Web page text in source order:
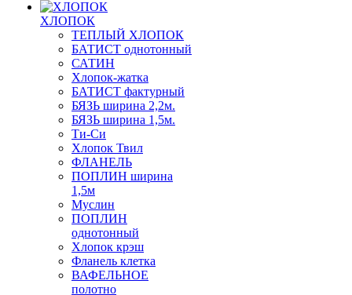
ХЛОПОК
ТЕПЛЫЙ ХЛОПОК
БАТИСТ однотонный
САТИН
Хлопок-жатка
БАТИСТ фактурный
БЯЗЬ ширина 2,2м.
БЯЗЬ ширина 1,5м.
Ти-Си
Хлопок Твил
ФЛАНЕЛЬ
ПОПЛИН ширина
1,5м
Муслин
ПОПЛИН
однотонный
Хлопок крэш
Фланель клетка
ВАФЕЛЬНОЕ
полотно